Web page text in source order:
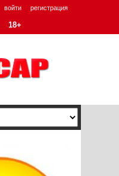
войти регистрация
18+